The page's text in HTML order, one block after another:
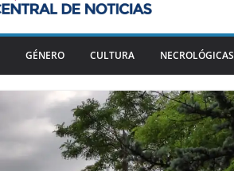
GÉNERO CULTURA NECROLÓGICAS